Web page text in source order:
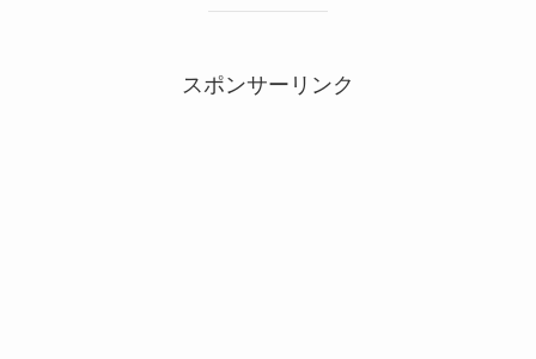
スポンサーリンク